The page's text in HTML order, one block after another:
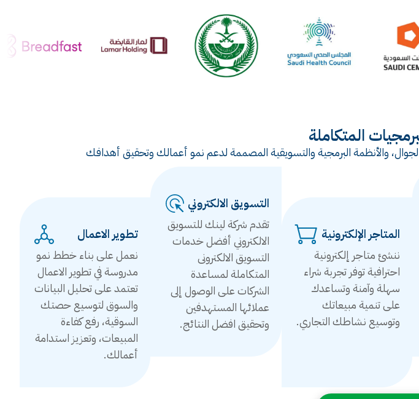
المتكاملة
والأنظمة البرمجية والتسويقية المصممة لدعم نمو أعمالك وتحقيق أهدافك
المتاجر الإلكترونية
ننشئ متاجر إلكترونية
احترافية توفر تجربة شراء
سهلة وآمنة وتساعدك
على تنمية مبيعاتك
وتوسيع نشاطك التجاري.
التسويق الالكتروني
تقدم شركة لينك للتسويق
الالكتروني أفضل خدمات
التسويق الالكترونى
المتكاملة لمساعدة
الشركات على الوصول إلى
عملائها المستهدفين
وتحقيق افضل النتائج.
تطوير الاعمال
نعمل على بناء خطط نمو
مدروسة في تطوير الاعمال
تعتمد على تحليل البيانات
والسوق لتوسيع حصتك
السوقية، رفع كفاءة
المبيعات، وتعزيز استدامة
أعمالك.